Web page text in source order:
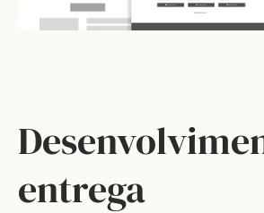
entrega